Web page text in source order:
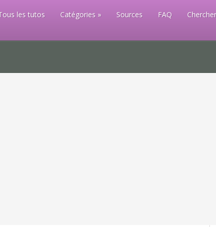
les tutos Catégories Sources FAQ